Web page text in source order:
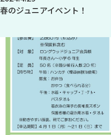
春のジュニアイベント！